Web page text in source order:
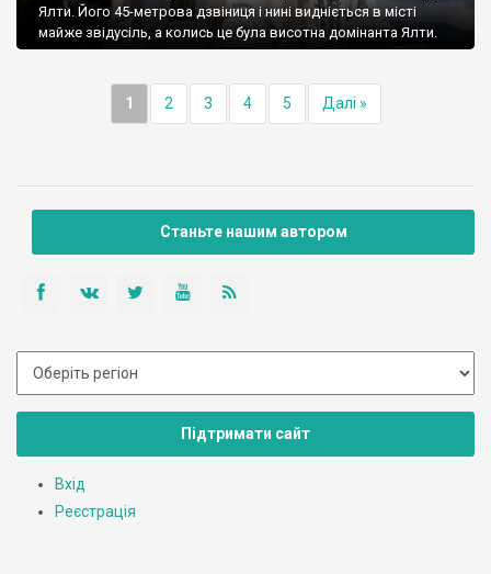
Ялти. Його 45-метрова дзвіниця і нині видніється в місті
майже звідусіль, а колись це була висотна домінанта Ялти.
1 2 3 4 5 Далі »
Станьте нашим автором
Підтримати сайт
Вхід
Реєстрація